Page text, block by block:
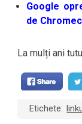
Google
de
La mulți ani
Etichete: